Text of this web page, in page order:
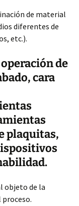
de material
diferentes de
etc.).
de
cara
plaquitas,
objeto de la